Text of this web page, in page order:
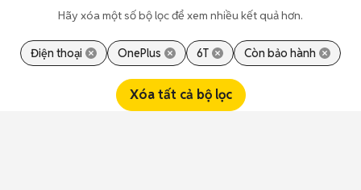
Hãy xóa một số bộ lọc để xem nhiều kết quả hơn.
Điện thoại OnePlus 6T Còn bảo hành
Xóa tất cả bộ lọc